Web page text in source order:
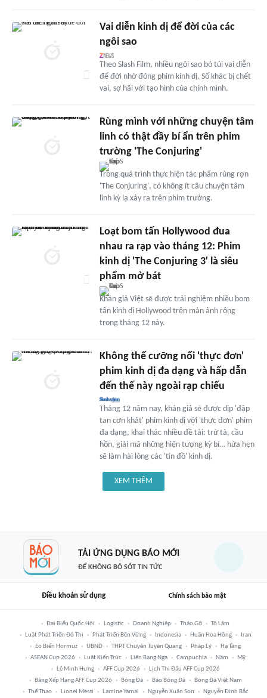
Vai diễn kinh dị để đời của các
ngôi sao
Theo Slash Film, nhiều ngôi sao bỏ túi vai diễn
để đời nhờ đóng phim kinh dị. Số khác bị chết
vai, sợ hãi với tạo hình của chính mình.
Rùng mình với những chuyện tâm
linh có thật đầy bí ẩn trên phim
trường 'The Conjuring'
Trong quá trình thực hiện tác phẩm rùng rợn
'The Conjuring', có không ít câu chuyện tâm
linh kỳ lạ xảy ra trên phim trường.
Loạt bom tấn Hollywood đua
nhau ra rạp vào tháng 12: Phim
kinh dị 'The Conjuring 3′ là siêu
phẩm mở bát
Khán giả Việt sẽ được trải nghiệm nhiều bom
tấn kinh dị Hollywood trên màn ảnh rộng
trong tháng 12 này.
Không thể cưỡng nổi 'thực đơn'
phim kinh dị đa dạng và hấp dẫn
đến thế này ngoài rạp chiếu
Tháng 12 năm nay, khán giả sẽ được dịp 'đập
tan cơn khát' phim kinh dị với 'thực đơn' phim
đa dạng, khai thác nhiều đề tài: trừ tà, cầu
hồn, giải mã những hiện tượng kỳ bí… hứa hẹn
sẽ làm hài lòng các 'tín đồ' kinh dị.
XEM THÊM
TẢI ỨNG DỤNG BÁO MỚI
ĐỂ KHÔNG BỎ SÓT TIN TỨC
Điều khoản sử dụng Chính sách bảo mật
Đại Biểu Quốc Hội Logistic Doanh Nghiệp Tháo Gỡ
Tô Lâm
Luật Phát Triển Đô Thị
Phát Triển Bền Vững Indonesia Huấn Hoa Hồng
Iran
Eo Biển Hormuz
UBND THPT Chuyên Tuyên Quang Pháp Lý
Hạ Tầng
ASEAN Cup 2026
Luật Kiến Trúc Liên Bang Nga Campuchia Năm
Mỹ
Lê Minh Hưng
AFF Cup 2026
Lịch Thi Đấu AFF Cup 2026
Bảng Xếp Hạng AFF Cup 2026
Bóng Đá Báo Bóng Đá
Bóng Đá Việt Nam
Thể Thao
Lionel Messi Lamine Yamal Nguyễn Xuân Son Nguyễn Đình Bắc